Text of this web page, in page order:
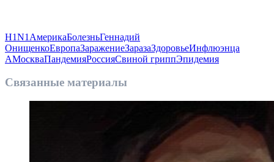
H1N1 АмерикаБолезньГеннадий
ОнищенкоЕвропаЗаражениеЗаразаЗдоровьеИнфлюэнца
AМоскваПандемияРоссияСвиной гриппЭпидемия
Связанные материалы